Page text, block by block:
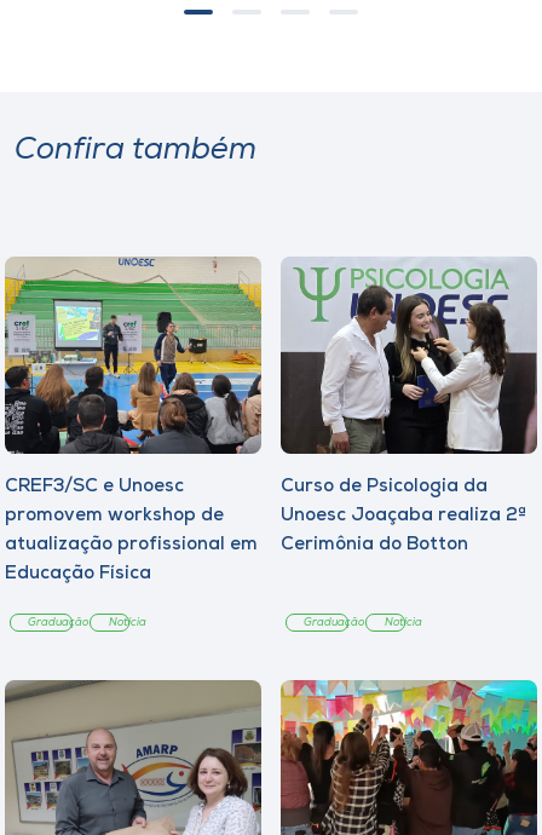
Confira também
CREF3/SC e Unoesc
promovem workshop de
atualização profissional em
Educação Física
Graduação Notícia
Curso de Psicologia da
Unoesc Joaçaba realiza 2ª
Cerimônia do Botton
Graduação Notícia